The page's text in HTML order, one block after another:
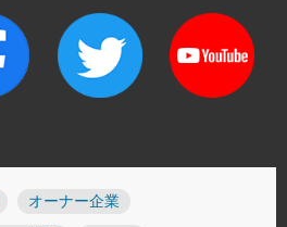
オーナー企業